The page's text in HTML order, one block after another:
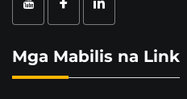
Mga Mabilis na Link